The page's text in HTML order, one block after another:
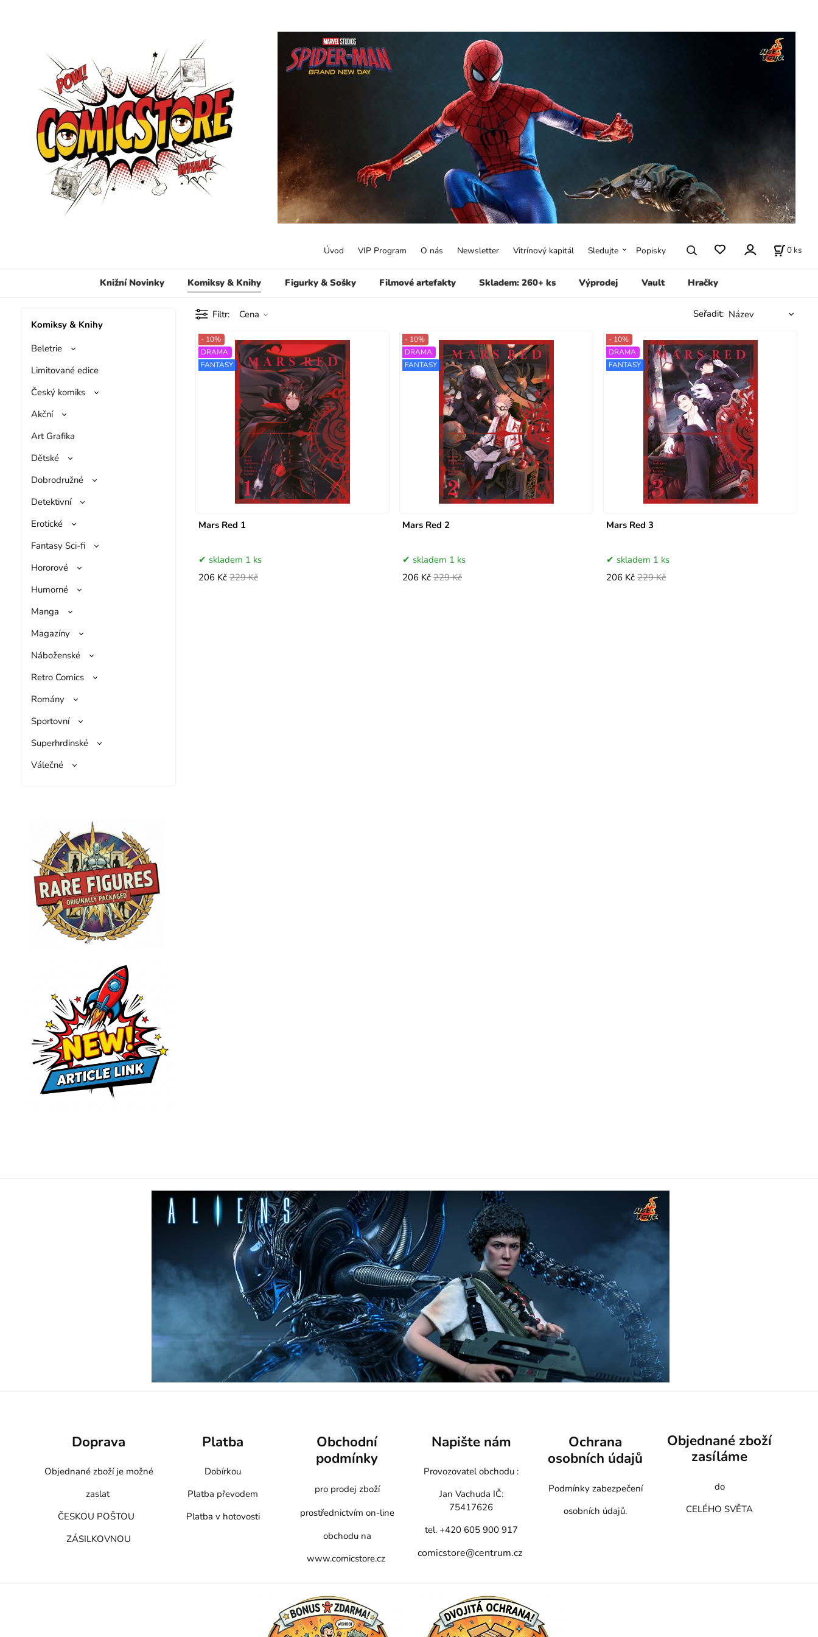
Knižní Novinky Komiksy & Knihy Figurky & Sošky Filmové artefakty Skladem: 260+ ks Výprodej Vault Hračky
Úvod VIP Program O nás Newsletter Vitrínový kapitál Sledujte Popisky 0 ks
Komiksy & Knihy
Beletrie
Limitované edice
Český komiks
Akční
Art Grafika
Dětské
Dobrodružné
Detektivní
Erotické
Fantasy Sci-fi
Hororové
Humorné
Manga
Magazíny
Náboženské
Retro Comics
Romány
Sportovní
Superhrdinské
Válečné
Filtr Cena Seřadit:
Mars Red 1
- 10%
DRAMA
FANTASY
skladem 1 ks
206 Kč 229 Kč
Mars Red 2
- 10%
DRAMA
FANTASY
skladem 1 ks
206 Kč 229 Kč
Mars Red 3
- 10%
DRAMA
FANTASY
skladem 1 ks
206 Kč 229 Kč
Doprava
Objednané zboží je možné
zaslat
ČESKOU POŠTOU
ZÁSILKOVNOU
Platba
Dobírkou
Platba převodem
Platba v hotovosti
Obchodní
podmínky
pro prodej zboží
prostřednictvím on-line
obchodu na
www.comicstore.cz
Napište nám
Provozovatel obchodu :
Jan Vachuda IČ:
75417626
tel. +420 605 900 917
comicstore@centrum.cz
Ochrana
osobních údajů
Podmínky zabezpečení
osobních údajů.
Objednané zboží
zasíláme
do
CELÉHO SVĚTA